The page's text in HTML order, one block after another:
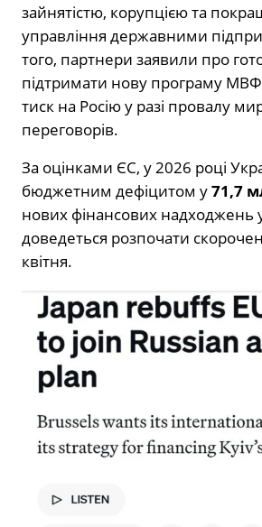
зайнятістю, корупцією та
управління державними
того, партнери заявили про
підтримати нову програму
тиск на Росію у разі провалу
переговорів.
За оцінками ЄС, у 2026 році
бюджетним дефіцитом у71,7
нових фінансових надходжень
доведеться розпочати
квітня.